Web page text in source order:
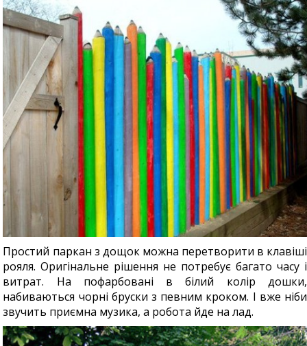
Простий паркан з дощок можна перетворити в клавіші
рояля. Оригінальне рішення не потребує багато часу і
витрат. На пофарбовані в білий колір дошки,
набиваються чорні бруски з певним кроком. І вже ніби
звучить приємна музика, а робота йде на лад.